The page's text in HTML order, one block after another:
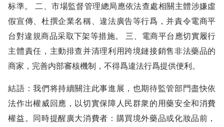
标準。 二、市場監督管理總局應依法查處相關主體涉嫌虛
假宣傳、杜撰企業名稱、違法廣告等行爲，并責令電商平
台對違規商品采取下架等措施。 三、電商平台應切實履行
主體責任，主動排查并清理利用跨境鏈接銷售非法藥品的
商家，完善内部審核機制，不得爲違法行爲提供便利。
結語：我們将持續關注此事進展，也期待監管部門盡快依
法作出權威回應，以切實保障人民群衆的用藥安全和消費
權益。同時提醒廣大消費者：購買境外藥品或化妝品前，